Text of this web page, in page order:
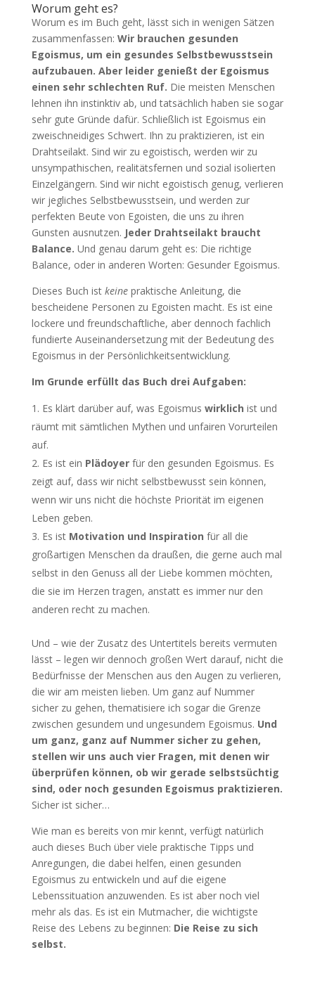
Worum geht es?
Worum es im Buch geht, lässt sich in wenigen Sätzen
zusammenfassen: Wir brauchen gesunden
Egoismus, um ein gesundes Selbstbewusstsein
aufzubauen. Aber leider genießt der Egoismus
einen sehr schlechten Ruf. Die meisten Menschen
lehnen ihn instinktiv ab, und tatsächlich haben sie sogar
sehr gute Gründe dafür. Schließlich ist Egoismus ein
zweischneidiges Schwert. Ihn zu praktizieren, ist ein
Drahtseilakt. Sind wir zu egoistisch, werden wir zu
unsympathischen, realitätsfernen und sozial isolierten
Einzelgängern. Sind wir nicht egoistisch genug, verlieren
wir jegliches Selbstbewusstsein, und werden zur
perfekten Beute von Egoisten, die uns zu ihren
Gunsten ausnutzen. Jeder Drahtseilakt braucht
Balance. Und genau darum geht es: Die richtige
Balance, oder in anderen Worten: Gesunder Egoismus.
Dieses Buch ist keinepraktische Anleitung, die
bescheidene Personen zu Egoisten macht. Es ist eine
lockere und freundschaftliche, aber dennoch fachlich
fundierte Auseinandersetzung mit der Bedeutung des
Egoismus in der Persönlichkeitsentwicklung.
Im Grunde erfüllt das Buch drei Aufgaben:
Es klärt darüber auf, was Egoismus wirklich ist und
räumt mit sämtlichen Mythen und unfairen Vorurteilen
auf.
Es ist ein Plädoyerfür den gesunden Egoismus. Es
zeigt auf, dass wir nicht selbstbewusst sein können,
wenn wir uns nicht die höchste Priorität im eigenen
Leben geben.
Es ist Motivation und Inspiration für all die
großartigen Menschen da draußen, die gerne auch mal
selbst in den Genuss all der Liebe kommen möchten,
die sie im Herzen tragen, anstatt es immer nur den
anderen recht zu machen.
Und – wie der Zusatz des Untertitels bereits vermuten
lässt – legen wir dennoch großen Wert darauf, nicht die
Bedürfnisse der Menschen aus den Augen zu verlieren,
die wir am meisten lieben. Um ganz auf Nummer
sicher zu gehen, thematisiere ich sogar die Grenze
zwischen gesundem und ungesundem Egoismus. Und
um ganz, ganz auf Nummer sicher zu gehen,
stellen wir uns auch vier Fragen, mit denen wir
überprüfen können, ob wir gerade selbstsüchtig
sind, oder noch gesunden Egoismus praktizieren.
Sicher ist sicher…
Wie man es bereits von mir kennt, verfügt natürlich
auch dieses Buch über viele praktische Tipps und
Anregungen, die dabei helfen, einen gesunden
Egoismus zu entwickeln und auf die eigene
Lebenssituation anzuwenden. Es ist aber noch viel
mehr als das. Es ist ein Mutmacher, die wichtigste
Reise des Lebens zu beginnen: Die Reise zu sich
selbst.